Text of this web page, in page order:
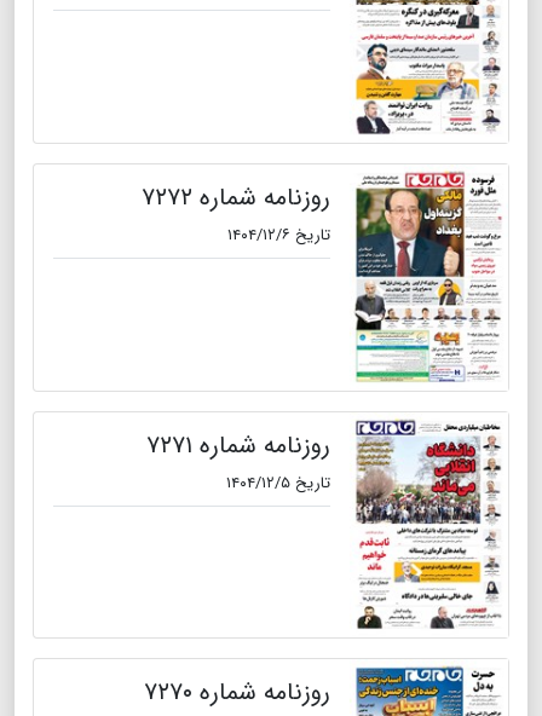
روزنامه شماره ۷۲۷۲
تاریخ ۱۴۰۴/۱۲/۶
روزنامه شماره ۷۲۷۱
تاریخ ۱۴۰۴/۱۲/۵
روزنامه شماره ۷۲۷۰